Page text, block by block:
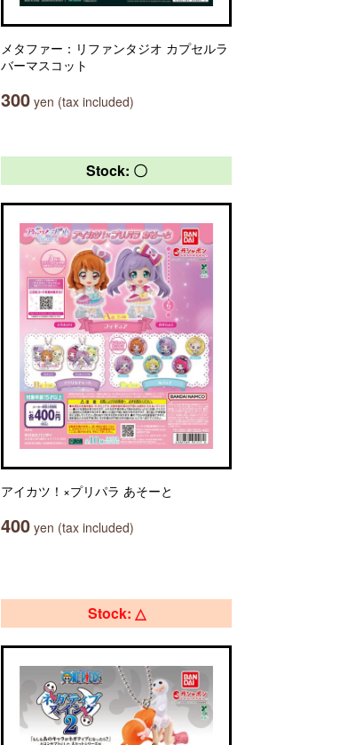
メタファー：リファンタジオ カプセルラ
バーマスコット
300 yen (tax included)
Stock: 〇
アイカツ！×プリパラ あそーと
400 yen (tax included)
Stock: △